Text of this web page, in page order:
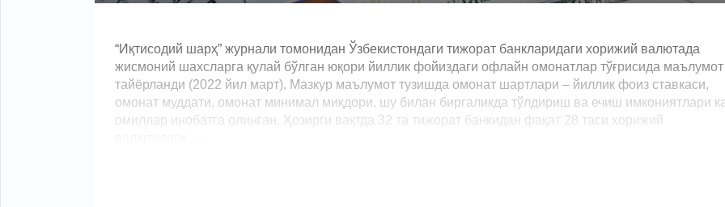
“Иқтисодий шарҳ” журнали томонидан Ўзбекистондаги тижорат банкларидаги хорижий валютада
жисмоний шахсларга қулай бўлган юқори йиллик фойиздаги офлайн омонатлар тўғрисида маълумот
тайёрланди (2022 йил март). Мазкур маълумот тузишда омонат шартлари – йиллик фоиз ставкаси,
омонат муддати, омонат минимал миқдори, шу билан биргаликда тўлдириш ва ечиш имкониятлари
омиллар инобатга олинган. Ҳозирги вақтда 32 та тижорат банкидан фақат 28 таси хорижий